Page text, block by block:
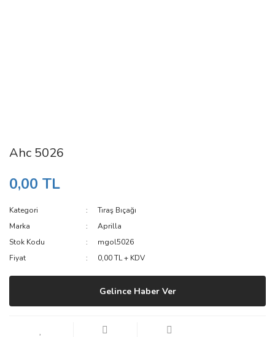
Ahc 5026
0,00 TL
Kategori
Tıraş Bıçağı
Marka
Aprilla
Stok Kodu
mgol5026
Fiyat
0,00 TL + KDV
Gelince Haber Ver